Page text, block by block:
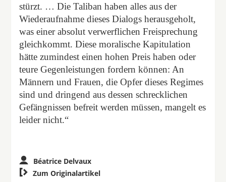
stürzt. … Die Taliban haben alles aus der
Wiederaufnahme dieses Dialogs herausgeholt,
was einer absolut verwerflichen Freisprechung
gleichkommt. Diese moralische Kapitulation
hätte zumindest einen hohen Preis haben oder
teure Gegenleistungen fordern können: An
Männern und Frauen, die Opfer dieses Regimes
sind und dringend aus dessen schrecklichen
Gefängnissen befreit werden müssen, mangelt es
leider nicht.“
Béatrice Delvaux
 Zum Originalartikel